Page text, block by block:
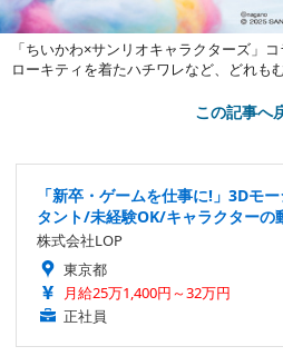
「ちいかわ×サンリオキャラクターズ」
ローキティを着たハチワレなど、どれも
この記事へ
「新卒・ゲームを仕事に!」3Dモ
タント/未経験OK/キャラクターの
株式会社LOP
東京都
月給25万1,400円～32万円
正社員